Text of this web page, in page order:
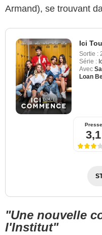
Armand), se trouvant
Ici
Sortie :
Série :
Avec
Loan
Presse
3,1
"Une nouvelle
l'Institut"